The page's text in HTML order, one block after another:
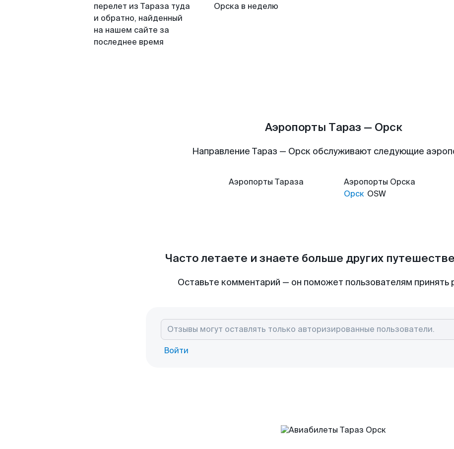
перелет из Тараза туда
и обратно, найденный
на нашем сайте за
последнее время
Орска в неделю
Аэропорты Тараз — Орск
Направление Тараз — Орск обслуживают следующие
Аэропорты Тараза Аэропорты Орска
Орск OSW
Часто летаете и знаете больше других
Оставьте комментарий — он поможет пользователям принять
Войти